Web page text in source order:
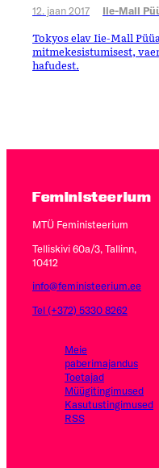
12. jaan 2017 Iie-Mall
Tokyos elav Iie-Mall
mitmekesistumisest,
hafudest.
Feministeerium
MTÜ Feministeerium
Telliskivi 60a/3, Tallinn,
10412
info@feministeerium.ee
Tel (+372) 5330 8262
Meie
paberimajandus
Toetajad
Müügitingimused
Kasutus­tingimused
RSS